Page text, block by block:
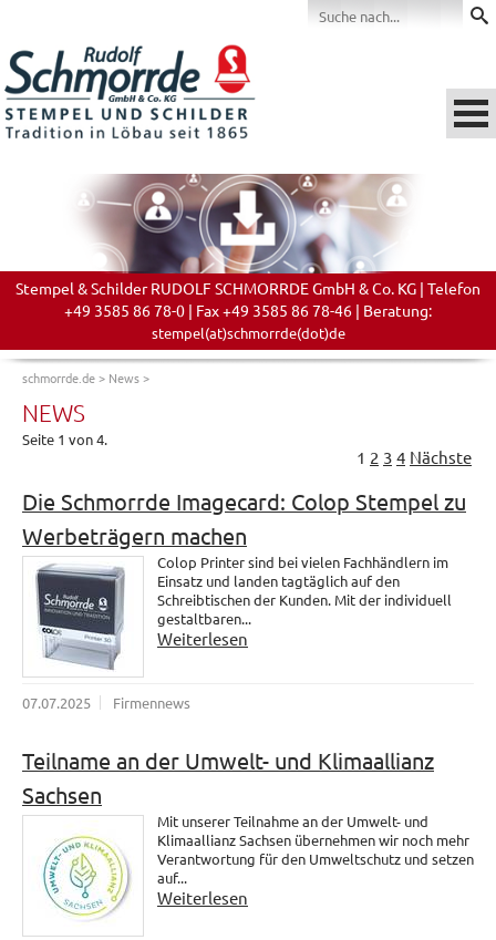
Stempel & Schilder RUDOLF SCHMORRDE GmbH & Co. KG | Telefon
+49 3585 86 78-0 | Fax +49 3585 86 78-46 | Beratung:
stempel(at)schmorrde(dot)de
schmorrde.de> News>
NEWS
Seite 1 von 4.
1 2 3 4 Nächste
Die Schmorrde Imagecard: Colop Stempel zu
Werbeträgern machen
Colop Printer sind bei vielen Fachhändlern im
Einsatz und landen tagtäglich auf den
Schreibtischen der Kunden. Mit der individuell
gestaltbaren...
Weiterlesen
07.07.2025 Firmennews
Teilname an der Umwelt- und Klimaallianz
Sachsen
Mit unserer Teilnahme an der Umwelt- und
Klimaallianz Sachsen übernehmen wir noch mehr
Verantwortung für den Umweltschutz und setzen
auf...
Weiterlesen